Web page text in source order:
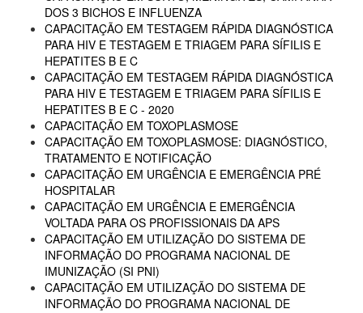
DOS 3 BICHOS E INFLUENZA
CAPACITAÇÃO EM TESTAGEM RÁPIDA DIAGNÓSTICA
PARA HIV E TESTAGEM E TRIAGEM PARA SÍFILIS E
HEPATITES B E C
CAPACITAÇÃO EM TESTAGEM RÁPIDA DIAGNÓSTICA
PARA HIV E TESTAGEM E TRIAGEM PARA SÍFILIS E
HEPATITES B E C - 2020
CAPACITAÇÃO EM TOXOPLASMOSE
CAPACITAÇÃO EM TOXOPLASMOSE: DIAGNÓSTICO,
TRATAMENTO E NOTIFICAÇÃO
CAPACITAÇÃO EM URGÊNCIA E EMERGÊNCIA PRÉ
HOSPITALAR
CAPACITAÇÃO EM URGÊNCIA E EMERGÊNCIA
VOLTADA PARA OS PROFISSIONAIS DA APS
CAPACITAÇÃO EM UTILIZAÇÃO DO SISTEMA DE
INFORMAÇÃO DO PROGRAMA NACIONAL DE
IMUNIZAÇÃO (SI PNI)
CAPACITAÇÃO EM UTILIZAÇÃO DO SISTEMA DE
INFORMAÇÃO DO PROGRAMA NACIONAL DE